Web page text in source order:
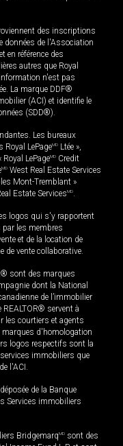
des inscriptions
données de l'Association
en référence des
autres que Royal
n'est pas
La marque DDF®
(ACI) et identifie le
(SDD®).
Les bureaux
LePageMD Ltée »,
Royal LePageMD Credit
MD West Real Estate Services
Mont-Tremblant »
Estate ServicesMD.
logos qui s'y rapportent
les membres
et de la location de
vente collaborative.
sont des marques
dont la National
de l’immobilier
servent à
les courtiers et agents
marques d'homologation
logos respectifs sont la
immobiliers que
l'ACI.
de la Banque
Services immobiliers
BridgemarqMD sont des